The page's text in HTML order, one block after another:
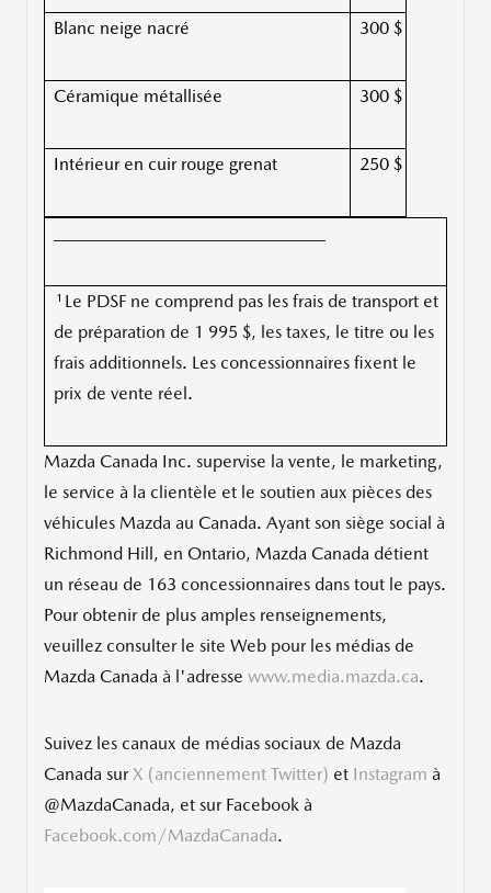
Blanc neige nacré 300 $
Céramique métallisée 300 $
Intérieur en cuir rouge grenat 250 $
1Le PDSF ne comprend pas les frais de transport et
de préparation de 1 995 $, les taxes, le titre ou les
frais additionnels. Les concessionnaires fixent le
prix de vente réel.
Mazda Canada Inc. supervise la vente, le marketing,
le service à la clientèle et le soutien aux pièces des
véhicules Mazda au Canada. Ayant son siège social à
Richmond Hill , en Ontario, Mazda Canada détient
un réseau de 163 concessionnaires dans tout le pays.
Pour obtenir de plus amples renseignements,
veuillez consulter le site Web pour les médias de
Mazda Canada à l'adresse www.media.mazda.ca.
Suivez les canaux de médias sociaux de Mazda
Canada surX (anciennement Twitter) et Instagram à
@MazdaCanada, et sur Facebook à
Facebook.com/MazdaCanada.